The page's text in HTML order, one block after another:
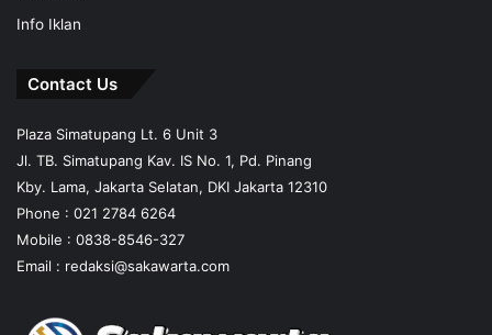
Info Iklan
Contact Us
Plaza Simatupang Lt. 6 Unit 3
Jl. TB. Simatupang Kav. IS No. 1, Pd. Pinang
Kby. Lama, Jakarta Selatan, DKI Jakarta 12310
Phone : 021 2784 6264
Mobile : 0838-8546-327
Email : redaksi@sakawarta.com